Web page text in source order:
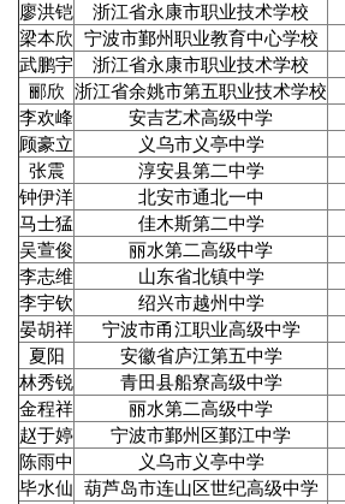
廖洪铠
浙江省永康市职业技术学校
梁本欣
宁波市鄞州职业教育中心学校
武鹏宇
浙江省永康市职业技术学校
郦欣 浙江省余姚市第五职业技术学校
李欢峰
安吉艺术高级中学
顾豪立
义乌市义亭中学
张震
淳安县第二中学
钟伊洋
北安市通北一中
马士猛
佳木斯第二中学
吴萱俊
丽水第二高级中学
李志维
山东省北镇中学
李宇钦
绍兴市越州中学
晏胡祥
宁波市甬江职业高级中学
夏阳
安徽省庐江第五中学
林秀锐
青田县船寮高级中学
金程祥
丽水第二高级中学
赵于婷
宁波市鄞州区鄞江中学
陈雨中
义乌市义亭中学
毕水仙
葫芦岛市连山区世纪高级中学